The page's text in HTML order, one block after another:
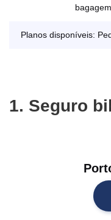
Planos disponíveis:
1. Seguro